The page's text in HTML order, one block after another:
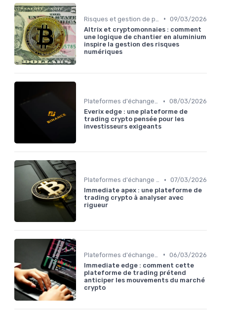
• 09/03/2026
Altrix et cryptomonnaies : comment
une logique de chantier en aluminium
inspire la gestion des risques
numériques
Plateformes d'échange et portefeuilles • 08/03/2026
Everix edge : une plateforme de
trading crypto pensée pour les
investisseurs exigeants
Plateformes d'échange et portefeuilles • 07/03/2026
Immediate apex : une plateforme de
trading crypto à analyser avec
rigueur
• 06/03/2026
Immediate edge : comment cette
plateforme de trading prétend
anticiper les mouvements du marché
crypto